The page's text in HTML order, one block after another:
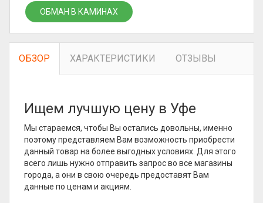
ОБМАН В КАМИНАХ
ОБЗОР ХАРАКТЕРИСТИКИ ОТЗЫВЫ
Ищем лучшую цену в Уфе
Мы стараемся, чтобы Вы остались довольны, именно
поэтому представляем Вам возможность приобрести
данный товар на более выгодных условиях. Для этого
всего лишь нужно отправить запрос во все магазины
города, а они в свою очередь предоставят Вам
данные по ценам и акциям.